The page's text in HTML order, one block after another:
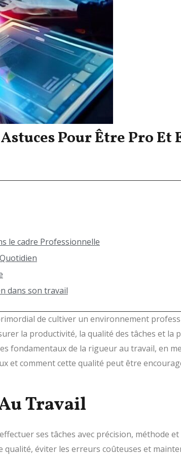
Pour Être Pro Et
le cadre Professionnelle
dans son travail
de cultiver un environnement
la productivité, la qualité des tâches et la
fondamentaux de la rigueur au travail, en
et comment cette qualité peut être
Travail
ses tâches avec précision, méthode
qualité, éviter les erreurs coûteuses et